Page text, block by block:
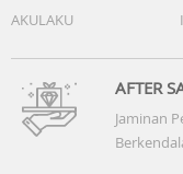
32
Penyimpanan
21.1
AKULAKU
AFTER
Jaminan